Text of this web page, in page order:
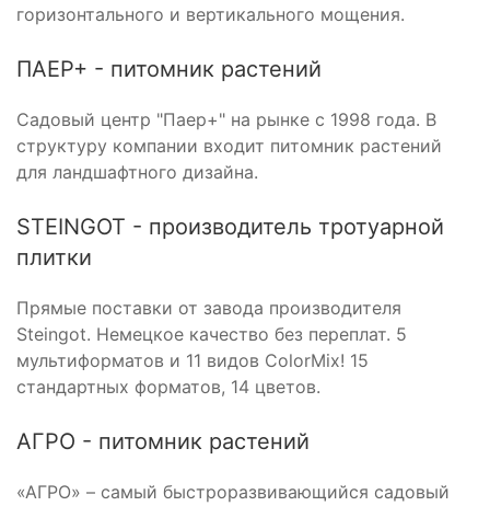
горизонтального и вертикального мощения.
ПАЕР+ - питомник растений
Садовый центр "Паер+" на рынке с 1998 года. В
структуру компании входит питомник растений
для ландшафтного дизайна.
STEINGOT - производитель тротуарной
плитки
Прямые поставки от завода производителя
Steingot. Немецкое качество без переплат. 5
мультиформатов и 11 видов ColorMix! 15
стандартных форматов, 14 цветов.
АГРО - питомник растений
«АГРО» – самый быстроразвивающийся садовый